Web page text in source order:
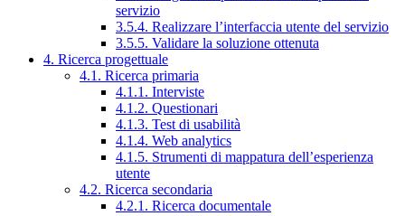
servizio
3.5.4. Realizzare l’interfaccia utente del servizio
3.5.5. Validare la soluzione ottenuta
4. Ricerca progettuale
4.1. Ricerca primaria
4.1.1. Interviste
4.1.2. Questionari
4.1.3. Test di usabilità
4.1.4. Web analytics
4.1.5. Strumenti di mappatura dell’esperienza
utente
4.2. Ricerca secondaria
4.2.1. Ricerca documentale